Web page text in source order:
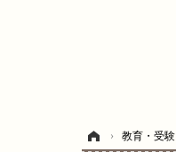
› 教育・受験